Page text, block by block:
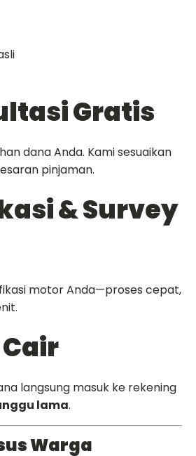
Gratis
dana Anda. Kami sesuaikan
pinjaman.
& Survey
motor Anda—proses cepat,
langsung masuk ke rekening
lama.
Warga